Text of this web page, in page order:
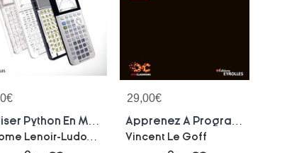
€
Jerome Lenoir-Ludovic Diana
29,00€
Vincent Le Goff